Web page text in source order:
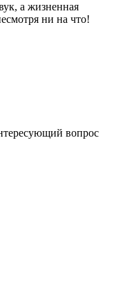
а жизненная
ни на что!
вопрос